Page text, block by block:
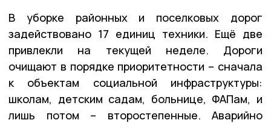
В уборке районных и поселковых дорог
задействовано 17 единиц техники. Ещё две
привлекли на текущей неделе. Дороги
очищают в порядке приоритетности – сначала
к объектам социальной инфраструктуры:
школам, детским садам, больнице, ФАПам, и
лишь потом – второстепенные. Аварийно